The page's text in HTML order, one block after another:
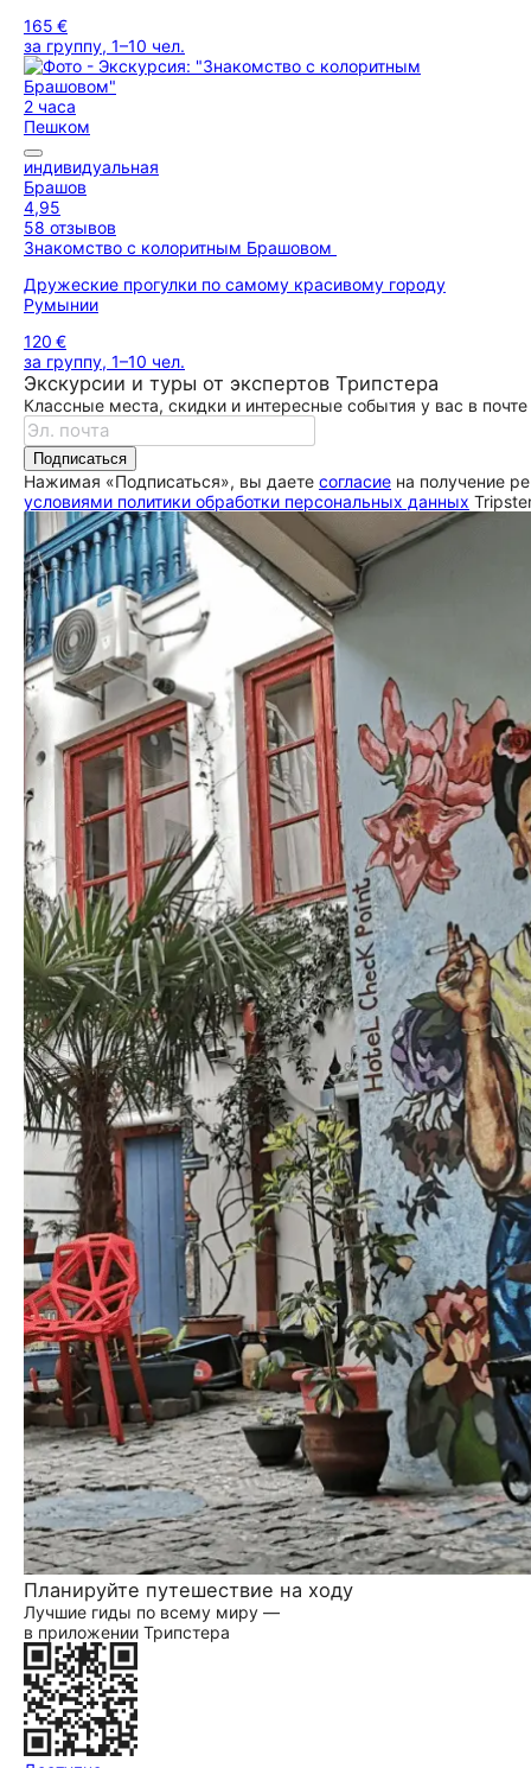
165 €
за группу, 1–10 чел.
2 часа
Пешком
индивидуальная
Брашов
4,95
58 отзывов
Знакомство с колоритным Брашовом
Дружеские прогулки по самому красивому городу
Румынии
120 €
за группу, 1–10 чел.
Экскурсии и туры от экспертов Трипстера
Классные места, скидки и интересные события у вас в почте
Подписаться
Нажимая «Подписаться», вы даете согласие на получение
условиями политики обработки персональных данных
Планируйте путешествие на ходу
Лучшие гиды по всему миру —
в приложении Трипстера